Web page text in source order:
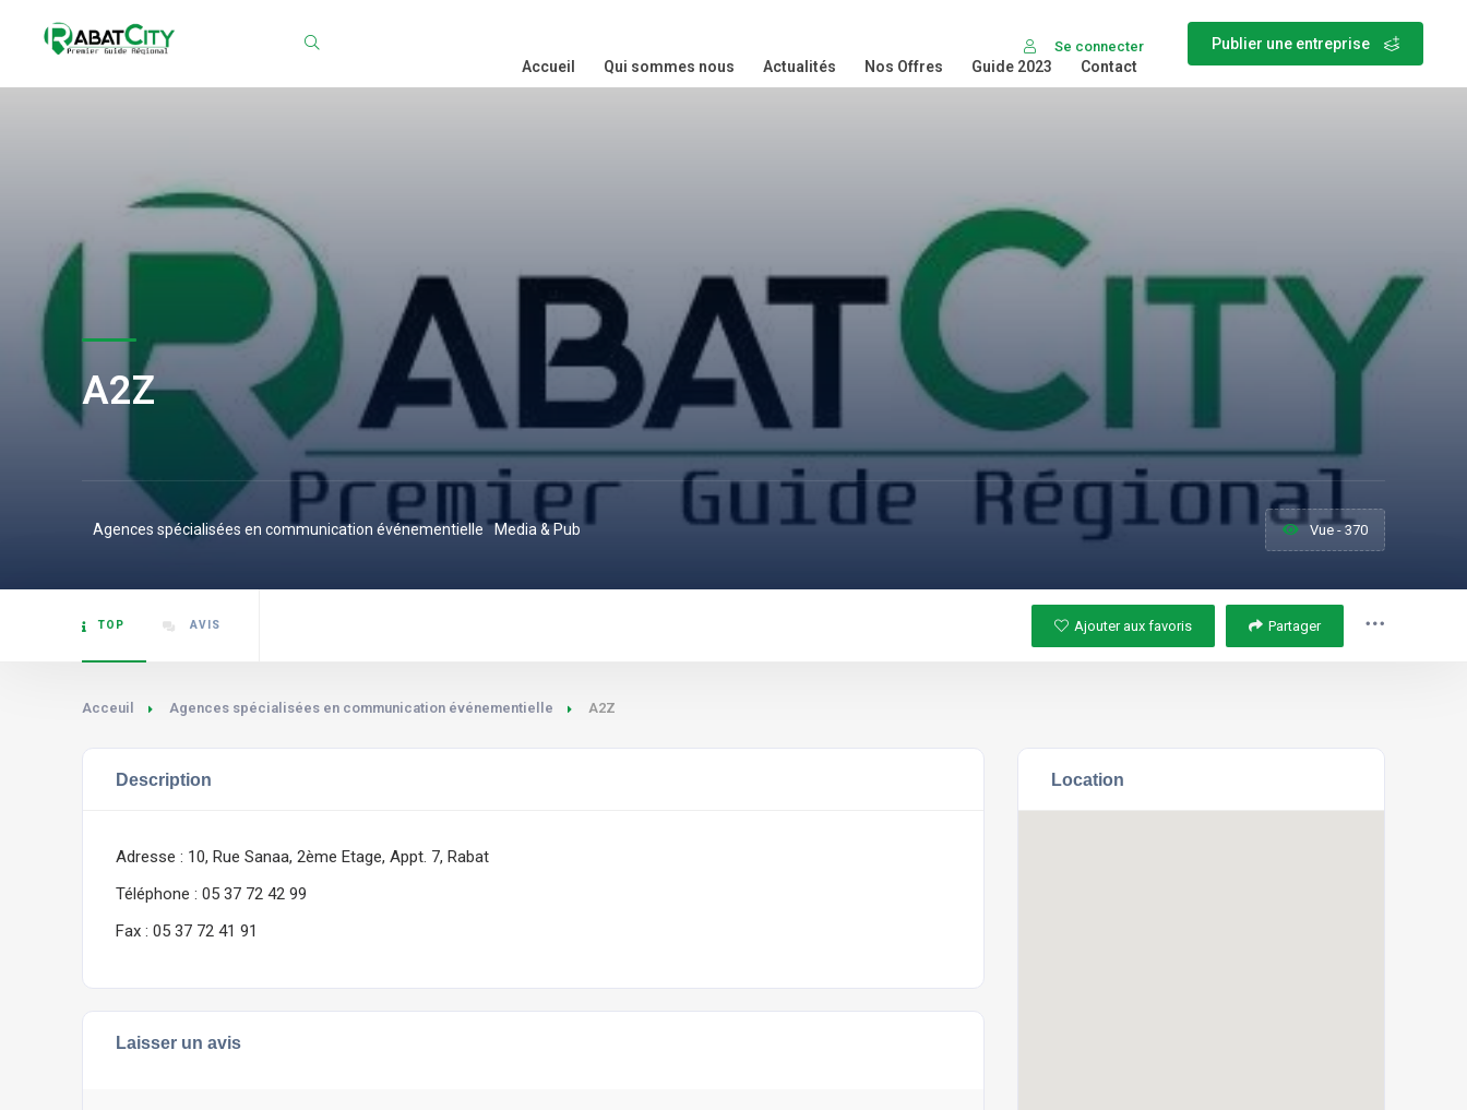
Publier une entreprise
Se connecter
Accueil Qui sommes nous Actualités Nos Offres Guide 2023 Contact
A2Z
Agences spécialisées en communication événementielle Media & Pub Vue - 370
TOP AVIS Ajouter aux favoris Partager
Acceuil Agences spécialisées en communication événementielle A2Z
Description
Adresse : 10, Rue Sanaa, 2ème Etage, Appt. 7, Rabat
Téléphone : 05 37 72 42 99
Fax : 05 37 72 41 91
Laisser un avis
Location